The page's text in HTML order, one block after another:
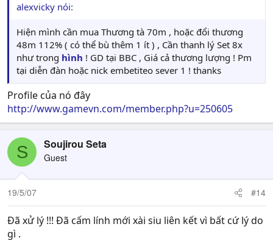
alexvicky nói:
Hiện mình cần mua Thương tà 70m , hoặc đổi thương
48m 112% ( có thể bù thêm 1 ít ) , Cần thanh lý Set 8x
như trong hình ! GD tại BBC , Giá cả thương lượng ! Pm
tại diễn đàn hoặc nick embetiteo sever 1 ! thanks
Profile của nó đây
http://www.gamevn.com/member.php?u=250605
S Soujirou Seta
Guest
19/5/07 #14
Đã xử lý !!! Đã cấm lính mới xài siu liên kết vì bất cứ lý do
gì .